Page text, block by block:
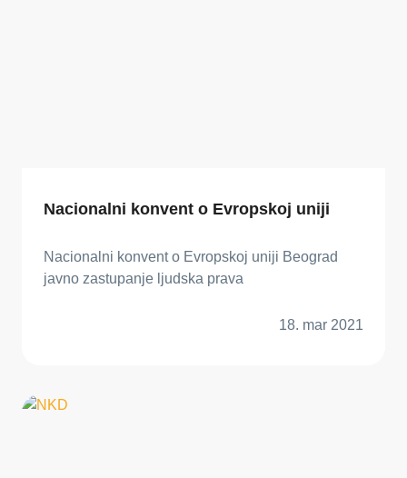
Nacionalni konvent o Evropskoj uniji
Nacionalni konvent o Evropskoj uniji Beograd
javno zastupanje ljudska prava
18. mar 2021